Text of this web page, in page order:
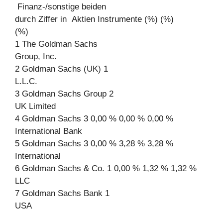
Finanz-/sonstige beiden
durch Ziffer in Aktien Instrumente (%) (%)
(%)
1 The Goldman Sachs
Group, Inc.
2 Goldman Sachs (UK) 1
L.L.C.
3 Goldman Sachs Group 2
UK Limited
4 Goldman Sachs 3 0,00 % 0,00 % 0,00 %
International Bank
5 Goldman Sachs 3 0,00 % 3,28 % 3,28 %
International
6 Goldman Sachs & Co. 1 0,00 % 1,32 % 1,32 %
LLC
7 Goldman Sachs Bank 1
USA